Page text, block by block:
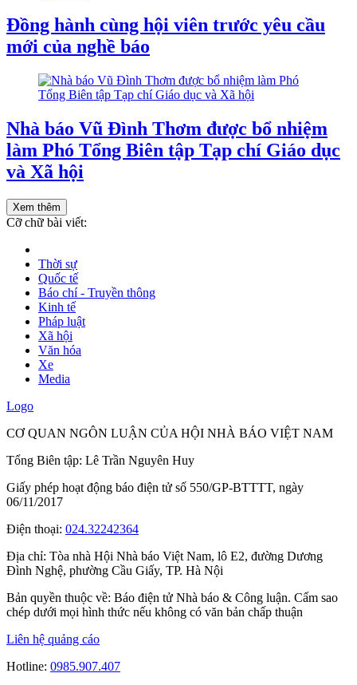
Đồng hành cùng hội viên trước yêu cầu
mới của nghề báo
Nhà báo Vũ Đình Thơm được bổ nhiệm
làm Phó Tổng Biên tập Tạp chí Giáo dục
và Xã hội
Xem thêm
Cỡ chữ bài viết:
Thời sự
Quốc tế
Báo chí - Truyền thông
Kinh tế
Pháp luật
Xã hội
Văn hóa
Xe
Media
Logo
CƠ QUAN NGÔN LUẬN CỦA HỘI NHÀ BÁO VIỆT NAM
Tổng Biên tập: Lê Trần Nguyên Huy
Giấy phép hoạt động báo điện tử số 550/GP-BTTTT, ngày
06/11/2017
Điện thoại: 024.32242364
Địa chỉ: Tòa nhà Hội Nhà báo Việt Nam, lô E2, đường Dương
Đình Nghệ, phường Cầu Giấy, TP. Hà Nội
Bản quyền thuộc về: Báo điện tử Nhà báo & Công luận. Cấm sao
chép dưới mọi hình thức nếu không có văn bản chấp thuận
Liên hệ quảng cáo
Hotline: 0985.907.407